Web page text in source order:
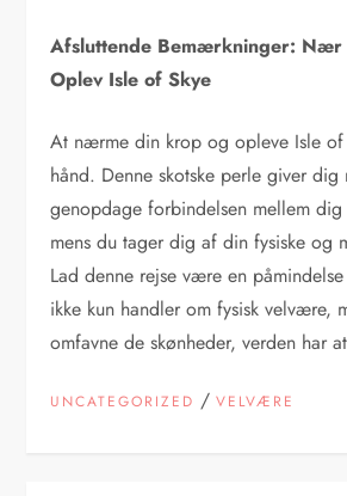
Afsluttende Bemærkninger: Nær
Oplev Isle of Skye
At nærme din krop og opleve Isle of
hånd. Denne skotske perle giver
genopdage forbindelsen mellem
mens du tager dig af din fysiske og
Lad denne rejse være en
ikke kun handler om fysisk velvære,
omfavne de skønheder, verden har
UNCATEGORIZED /VELVÆRE